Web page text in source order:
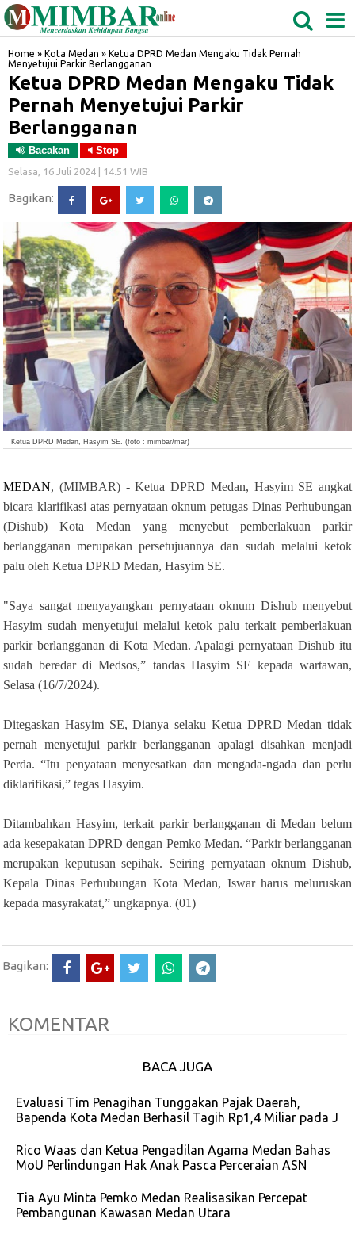
BIDANGRO
Home » Kota Medan » Ketua DPRD Medan Mengaku Tidak Pernah
Menyetujui Parkir Berlangganan
Ketua DPRD Medan Mengaku Tidak
Pernah Menyetujui Parkir
Berlangganan
Bacakan Stop
Selasa, 16 Juli 2024 | 14.51 WIB
Bagikan:
Ketua DPRD Medan, Hasyim SE. (foto : mimbar/mar)
MEDAN, (MIMBAR) - Ketua DPRD Medan, Hasyim SE angkat
bicara klarifikasi atas pernyataan oknum petugas Dinas Perhubungan
(Dishub) Kota Medan yang menyebut pemberlakuan parkir
berlangganan merupakan persetujuannya dan sudah melalui ketok
palu oleh Ketua DPRD Medan, Hasyim SE.
"Saya sangat menyayangkan pernyataan oknum Dishub menyebut
Hasyim sudah menyetujui melalui ketok palu terkait pemberlakuan
parkir berlangganan di Kota Medan. Apalagi pernyataan Dishub itu
sudah beredar di Medsos,” tandas Hasyim SE kepada wartawan,
Selasa (16/7/2024).
Ditegaskan Hasyim SE, Dianya selaku Ketua DPRD Medan tidak
pernah menyetujui parkir berlangganan apalagi disahkan menjadi
Perda. “Itu penyataan menyesatkan dan mengada-ngada dan perlu
diklarifikasi,” tegas Hasyim.
Ditambahkan Hasyim, terkait parkir berlangganan di Medan belum
ada kesepakatan DPRD dengan Pemko Medan. “Parkir berlangganan
merupakan keputusan sepihak. Seiring pernyataan oknum Dishub,
Kepala Dinas Perhubungan Kota Medan, Iswar harus meluruskan
kepada masyrakatat,” ungkapnya. (01)
Bagikan:
KOMENTAR
BACA JUGA
Evaluasi Tim Penagihan Tunggakan Pajak Daerah,
Bapenda Kota Medan Berhasil Tagih Rp1,4 Miliar pada J
Rico Waas dan Ketua Pengadilan Agama Medan Bahas
MoU Perlindungan Hak Anak Pasca Perceraian ASN
Tia Ayu Minta Pemko Medan Realisasikan Percepat
Pembangunan Kawasan Medan Utara